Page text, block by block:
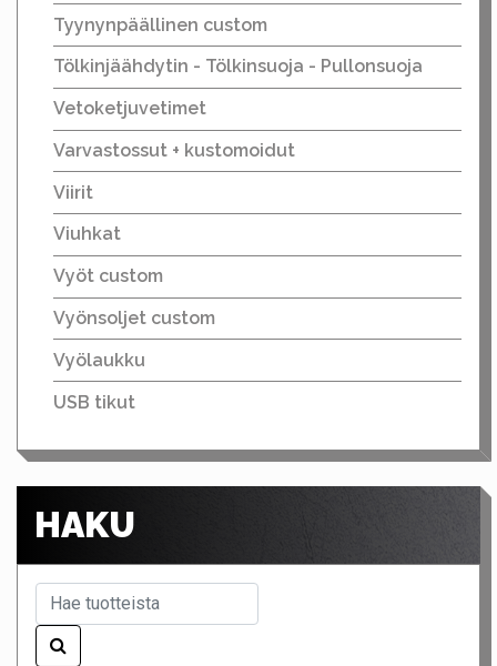
Tyynynpäällinen custom
Tölkinjäähdytin - Tölkinsuoja - Pullonsuoja
Vetoketjuvetimet
Varvastossut + kustomoidut
Viirit
Viuhkat
Vyöt custom
Vyönsoljet custom
Vyölaukku
USB tikut
HAKU